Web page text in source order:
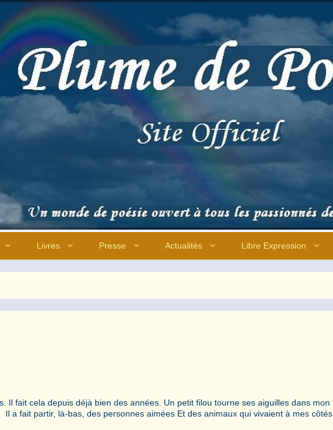
Livres Presse Actualités Libre Expression
Il fait cela depuis déjà bien des années. Un petit filou tourne ses aiguilles dans mon
a fait partir, là-bas, des personnes aimées Et des animaux qui vivaient à mes côtés.